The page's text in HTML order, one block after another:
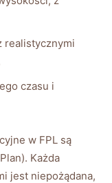
realistycznymi
czasu i
w FPL są
Każda
jest niepożądana,